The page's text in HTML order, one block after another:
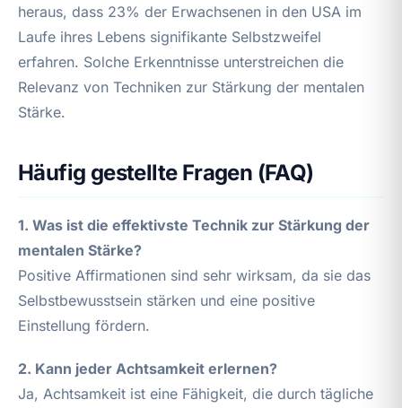
heraus, dass 23% der Erwachsenen in den USA im
Laufe ihres Lebens signifikante Selbstzweifel
erfahren. Solche Erkenntnisse unterstreichen die
Relevanz von Techniken zur Stärkung der mentalen
Stärke.
Häufig gestellte Fragen (FAQ)
1. Was ist die effektivste Technik zur Stärkung der
mentalen Stärke?
Positive Affirmationen sind sehr wirksam, da sie das
Selbstbewusstsein stärken und eine positive
Einstellung fördern.
2. Kann jeder Achtsamkeit erlernen?
Ja, Achtsamkeit ist eine Fähigkeit, die durch tägliche